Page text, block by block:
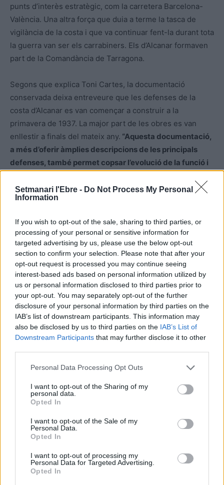
Setmanari l'Ebre - Do Not Process My Personal
Information
If you wish to opt-out of the sale, sharing to third parties, or
processing of your personal or sensitive information for
targeted advertising by us, please use the below opt-out
section to confirm your selection. Please note that after your
opt-out request is processed you may continue seeing
interest-based ads based on personal information utilized by
us or personal information disclosed to third parties prior to
your opt-out. You may separately opt-out of the further
disclosure of your personal information by third parties on the
IAB’s list of downstream participants. This information may
also be disclosed by us to third parties on the IAB’s List of
Downstream Participants that may further disclose it to other
Personal Data Processing Opt Outs
I want to opt-out of the Sharing of my
personal data.
Opted In
I want to opt-out of the Sale of my
Personal Data.
Opted In
I want to opt-out of processing my
Personal Data for Targeted Advertising.
Opted In
punts d’interès estratègic, com la carretera Barcelona-
València. Una altra força que duia a terme la tasca de
vigilància de la costa i que va continuar fent-la durant tota
la guerra van ser els carrabiners. Els d’Alcanar formaven
part de la Comandància de Tarragona.
Segons que explica Toni Cartes, la documentació
conservada deixa entreveure que les defenses de la
costa d’Alcanar es van començar a construir a la
primavera de 1937. La major part de les obres es van
enllestir a finals del mateix any. “Aquesta documentació,
a més d’oferir àmplies descripcions de les principals
defenses, també permet copsar l’evolució de la funció i
especialment de les dues bateries de costa, les quals es
completaven amb els nius de metralladora de la costa”
Les fotografies preses pels franquistes l’abril de 1938, en
el moment d’ocupar el terme municipal d’Alcanar, després
d’haver desembarcat a Vinaròs, mostren com aquestes
fortificacions es trobaven en bon estat d’ús.
Article anterior
Balfegó es converteix en
Article següent
2021, fins als 43 milions